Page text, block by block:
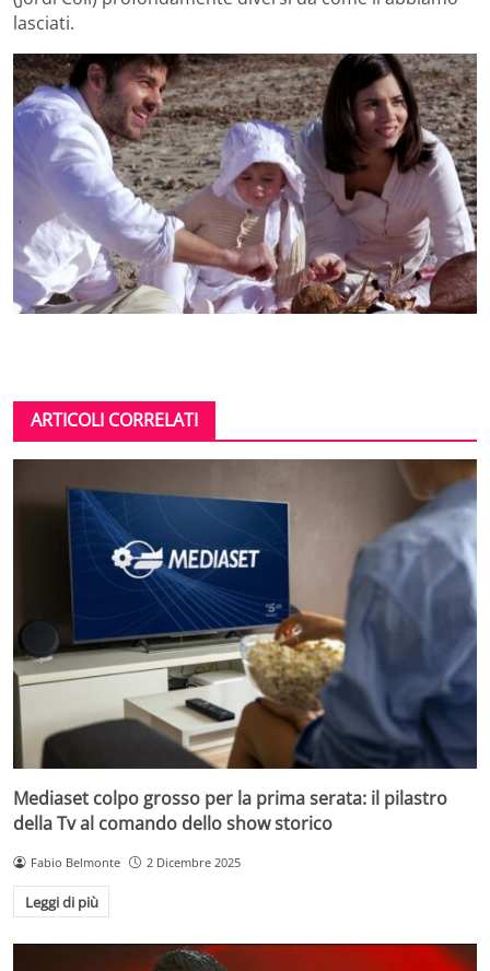
lasciati.
ARTICOLI CORRELATI
Mediaset colpo grosso per la prima serata: il pilastro
della Tv al comando dello show storico
Fabio Belmonte 2 Dicembre 2025
Leggi di più